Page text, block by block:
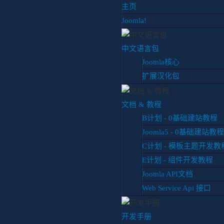
主页
Joomla!
中文语言包
Joomla核心
扩展汉化包
文档 & 教程
B计划 - 0基础建站教程
Joomla5 - 0基础建站教程
C计划 - 模板主题开发教
E计划 - 组件开发教程
Joomla API文档
Web Service Api 接口
开发手册
经验分享 Joomla关闭Web认证
Joomla关闭Web认证
更新于 2024年四月01
升级到joomla5后默认登录后台会自
web认证呢？本节将来解决这个问题